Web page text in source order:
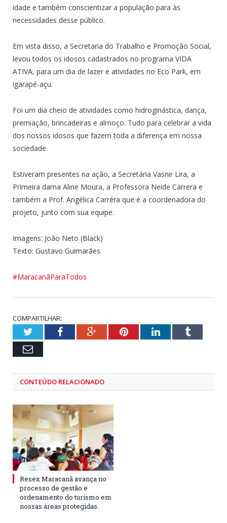
idade e também conscientizar a população para às
necessidades desse público.
Em vista disso, a Secretaria do Trabalho e Promoção Social,
levou todos os idosos cadastrados no programa VIDA
ATIVA, para um dia de lazer e atividades no Eco Park, em
igarapé-açu.
Foi um dia cheio de atividades como hidroginástica, dança,
premiação, brincadeiras e almoço. Tudo para celebrar a vida
dos nossos idosos que fazem toda a diferença em nossa
sociedade.
Estiveram presentes na ação, a Secretária Vasnir Lira, a
Primeira dama Aline Moura, a Professora Neide Carrera e
também a Prof. Angélica Carréra que é a coordenadora do
projeto, junto com sua equipe.
Imagens: João Neto (Black)
Texto: Gustavo Guimarães
#MaracanãParaTodos
COMPARTILHAR:
TwitterFacebookGoogle+PinterestLinkedInTumblr
Email
CONTEÚDO RELACIONADO
Resex Maracanã avança no
processo de gestão e
ordenamento do turismo em
nossas áreas protegidas.